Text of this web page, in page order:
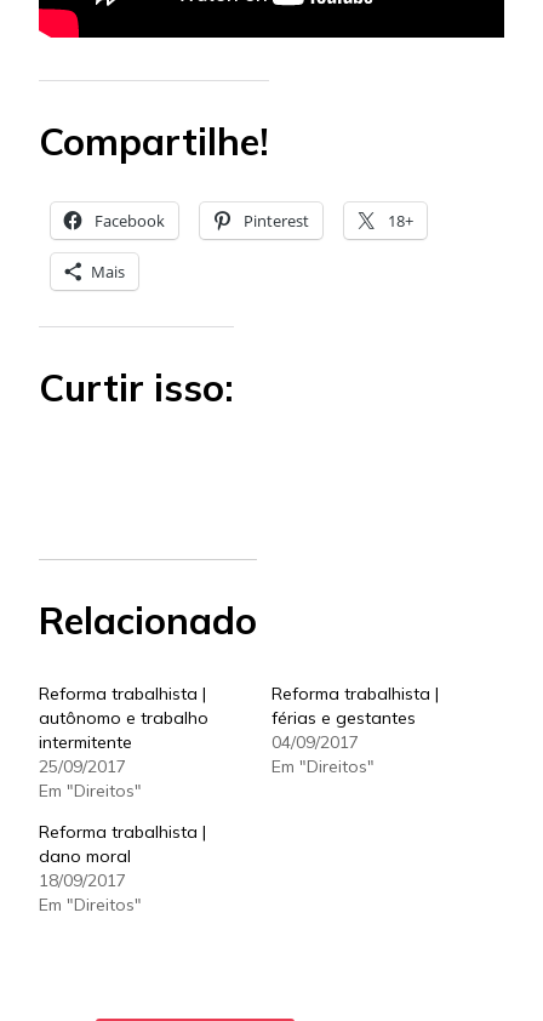
Compartilhe!
Facebook Pinterest 18+
Mais
Curtir isso:
Relacionado
Reforma trabalhista |
autônomo e trabalho
intermitente
25/09/2017
Em "Direitos"
Reforma trabalhista |
férias e gestantes
04/09/2017
Em "Direitos"
Reforma trabalhista |
dano moral
18/09/2017
Em "Direitos"